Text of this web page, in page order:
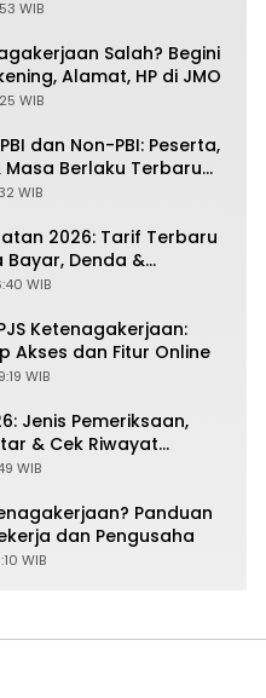
Kantor Cabang
WIB
Salah? Begini
Alamat, HP di JMO
WIB
dan Non-PBI: Peserta,
Berlaku Terbaru
WIB
2026: Tarif Terbaru
Bayar, Denda &
JKN-KIS
WIB
Ketenagakerjaan:
Akses dan Fitur Online
WIB
Jenis Pemeriksaan,
& Cek Riwayat
WIB
Panduan
dan Pengusaha
WIB